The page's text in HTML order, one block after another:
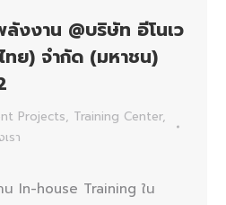
งงาน @บริษัท อีโนเว
ทย) จำกัด (มหาชน)
Projects, Training Center,
รา
In-house Training ใน